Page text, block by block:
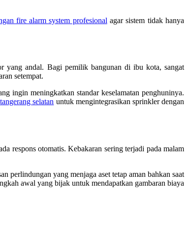
fire alarm system profesional agar sistem tidak hanya
yang andal. Bagi pemilik bangunan di ibu kota, sangat
setempat.
ingin meningkatkan standar keselamatan penghuninya.
selatan untuk mengintegrasikan sprinkler dengan
respons otomatis. Kebakaran sering terjadi pada malam
perlindungan yang menjaga aset tetap aman bahkan saat
awal yang bijak untuk mendapatkan gambaran biaya